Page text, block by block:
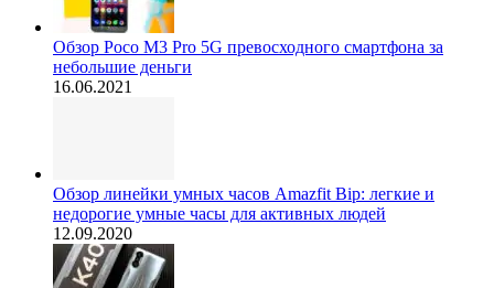
Обзор Poco M3 Pro 5G превосходного смартфона за
небольшие деньги
16.06.2021
Обзор линейки умных часов Amazfit Bip: легкие и
недорогие умные часы для активных людей
12.09.2020